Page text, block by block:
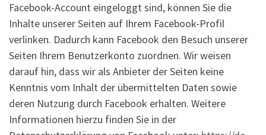
Facebook-Account eingeloggt sind, können Sie die
Inhalte unserer Seiten auf Ihrem Facebook-Profil
verlinken. Dadurch kann Facebook den Besuch unserer
Seiten Ihrem Benutzerkonto zuordnen. Wir weisen
darauf hin, dass wir als Anbieter der Seiten keine
Kenntnis vom Inhalt der übermittelten Daten sowie
deren Nutzung durch Facebook erhalten. Weitere
Informationen hierzu finden Sie in der